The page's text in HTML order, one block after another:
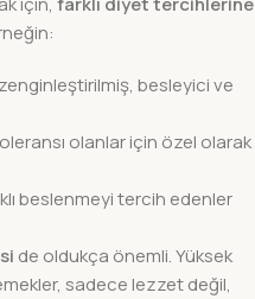
besleyici ve
olanlar için özel olarak
beslenmeyi tercih edenler
de oldukça önemli. Yüksek
sadece lezzet değil,